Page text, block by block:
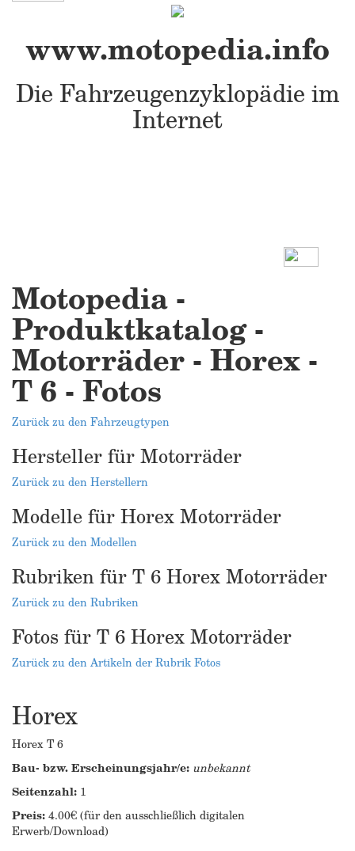
www.motopedia.info
Die Fahrzeugenzyklopädie im
Internet
Motopedia -
Produktkatalog -
Motorräder - Horex -
T 6 - Fotos
Zurück zu den Fahrzeugtypen
Hersteller für Motorräder
Zurück zu den Herstellern
Modelle für Horex Motorräder
Zurück zu den Modellen
Rubriken für T 6 Horex Motorräder
Zurück zu den Rubriken
Fotos für T 6 Horex Motorräder
Zurück zu den Artikeln der Rubrik Fotos
Horex
Horex T 6
Bau- bzw. Erscheinungsjahr/e: unbekannt
Seitenzahl: 1
Preis:4.00€ (für den ausschließlich digitalen
Erwerb/Download)